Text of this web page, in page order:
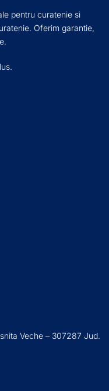
pentru curatenie si
Oferim garantie,
Veche – 307287 Jud.